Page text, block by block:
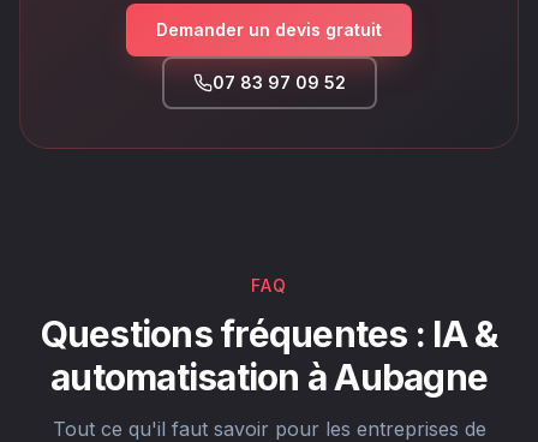
Demander un devis gratuit
07 83 97 09 52
FAQ
Questions fréquentes : IA &
automatisation à Aubagne
Tout ce qu'il faut savoir pour les entreprises de